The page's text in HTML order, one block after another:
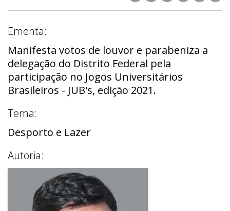
Ementa:
Manifesta votos de louvor e parabeniza a
delegação do Distrito Federal pela
participação no Jogos Universitários
Brasileiros - JUB's, edição 2021.
Tema:
Desporto e Lazer
Autoria: